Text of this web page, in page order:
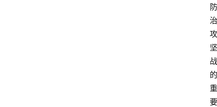
防
治
攻
坚
战
的
重
要